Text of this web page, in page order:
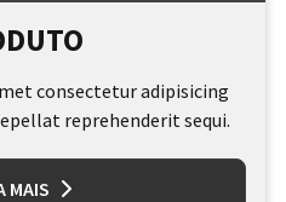
consectetur adipisicing
reprehenderit sequi.
MAIS